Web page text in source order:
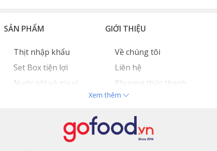
SẢN PHẨM
Thịt nhập khẩu
Set Box tiện lợi
Nước sốt và gia vị
GIỚI THIỆU
Về chúng tôi
Liên hệ
Phương thức thanh
toán
Tuyển dụng
Xem thêm